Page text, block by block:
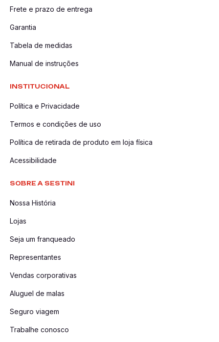
Frete e prazo de entrega
Garantia
Tabela de medidas
Manual de instruções
INSTITUCIONAL
Política e Privacidade
Termos e condições de uso
Política de retirada de produto em loja física
Acessibilidade
SOBRE A SESTINI
Nossa História
Lojas
Seja um franqueado
Representantes
Vendas corporativas
Aluguel de malas
Seguro viagem
Trabalhe conosco